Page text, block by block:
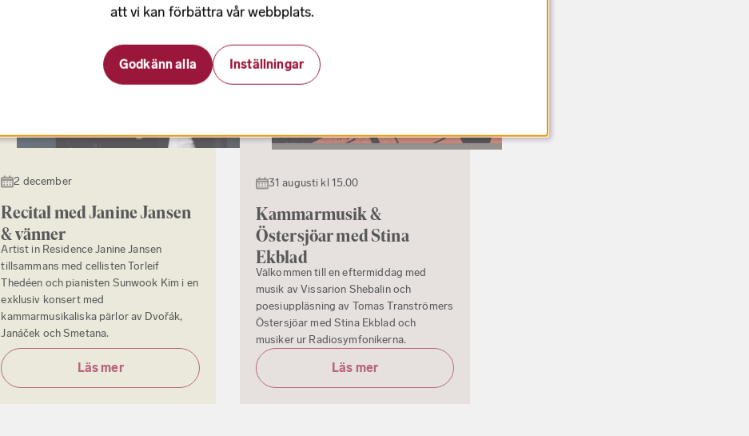
2 december
Recital med Janine Jansen
& vänner
Artist in Residence Janine Jansen
tillsammans med cellisten Torleif
Thedéen och pianisten Sunwook Kim i en
exklusiv konsert med
kammarmusikaliska pärlor av Dvořák,
Janáček och Smetana.
Läs mer
31 augusti kl 15.00
Kammarmusik ­&
Östersjöar med Stina
Ekblad
Välkommen till en eftermiddag med
musik av Vissarion Shebalin och
poesiuppläsning av Tomas Tranströmers
Östersjöar med Stina Ekblad och
musiker ur Radiosymfonikerna.
Läs mer
att vi kan förbättra vår webbplats.
Godkänn alla Inställningar